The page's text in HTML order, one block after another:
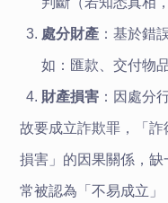
處分財產 ：基於錯
如：匯款、交付物
財產損害 ：因處分
故要成立詐欺罪，「
損害」的因果關係，
常被認為「不易成立」